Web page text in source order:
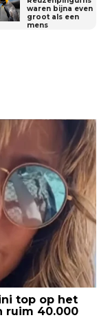
waren bijna even
groot als een
mens
top op het
ruim 40.000